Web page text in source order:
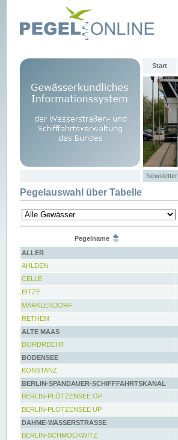
Start
Newsletter
Pegelauswahl über Tabelle
Pegelname
ALLER
AHLDEN
CELLE
EITZE
MARKLENDORF
RETHEM
ALTE MAAS
DORDRECHT
BODENSEE
KONSTANZ
BERLIN-SPANDAUER-SCHIFFFAHRTSKANAL
BERLIN-PLÖTZENSEE OP
BERLIN-PLÖTZENSEE UP
DAHME-WASSERSTRASSE
BERLIN-SCHMÖCKWITZ